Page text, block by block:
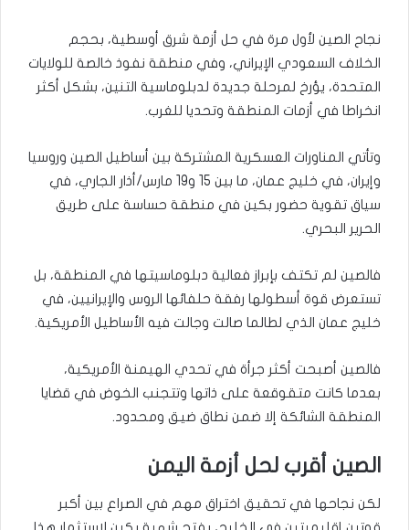
نجاح الصين لأول مرة في حل أزمة شرق أوسطية، بحجم
الخلاف السعودي الإيراني، وفي منطقة نفوذ خالصة للولايات
المتحدة، يؤرخ لمرحلة جديدة لدبلوماسية التنين، بشكل أكثر
انخراطا في أزمات المنطقة وتحديا للغرب.
وتأتي المناورات العسكرية المشتركة بين أساطيل الصين وروسيا
وإيران، في خليج عمان، ما بين 15 و19 مارس/أذار الجاري، في
سياق تقوية حضور بكين في منطقة حساسة على طريق
الحرير البحري.
فالصين لم تكتف بإبراز فعالية دبلوماسيتها في المنطقة، بل
تستعرض قوة أسطولها رفقة حلفائها الروس والإيرانيين، في
خليج عمان الذي لطالما صالت وجالت فيه الأساطيل الأمريكية.
فالصين أصبحت أكثر جرأة في تحدي الهيمنة الأمريكية،
بعدما كانت متقوقعة على ذاتها وتتجنب الخوض في قضايا
المنطقة الشائكة إلا ضمن نطاق ضيق ومحدود.
الصين أقرب لحل أزمة اليمن
لكن نجاحها في تحقيق اختراق مهم في الصراع بين أكبر
قوتين إقليميتين في الخليج، يفتح شهية بكين لاستثمار هذا